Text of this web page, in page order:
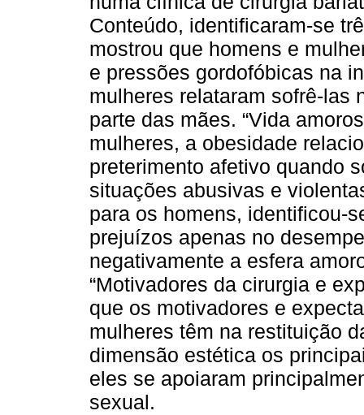
Conteúdo, identificaram-se
mostrou que homens e
e pressões gordofóbicas na
mulheres relataram sofrê-las
parte das mães. “Vida
mulheres, a obesidade
preterimento afetivo quando
situações abusivas e
para os homens, identificou-
prejuízos apenas no
negativamente a esfera
“Motivadores da cirurgia e
que os motivadores e
mulheres têm na restituição
dimensão estética os
eles se apoiaram
sexual.